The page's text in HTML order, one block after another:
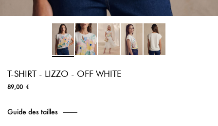
T-SHIRT - LIZZO - OFF WHITE
89,00 €
Guide des tailles